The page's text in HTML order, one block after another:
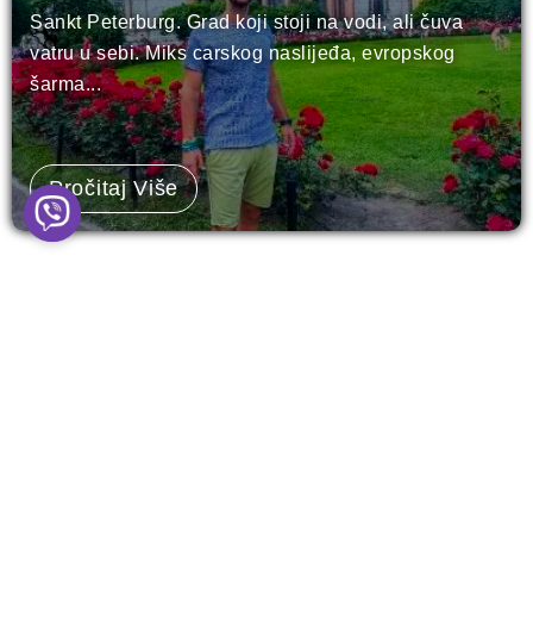
Sankt Peterburg. Grad koji stoji na vodi, ali čuva
vatru u sebi. Miks carskog naslijeđa, evropskog
šarma...
Pročitaj Više